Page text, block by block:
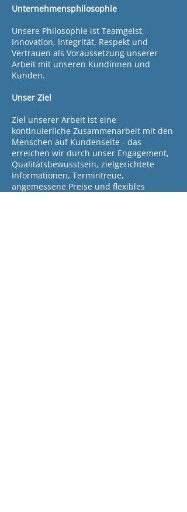
Unternehmensphilosophie
Unsere Philosophie ist Teamgeist,
Innovation, Integrität, Respekt und
Vertrauen als Voraussetzung unserer
Arbeit mit unseren Kundinnen und
Kunden.
Unser Ziel
Ziel unserer Arbeit ist eine
kontinuierliche Zusammenarbeit mit den
Menschen auf Kundenseite - das
erreichen wir durch unser Engagement,
Qualitätsbewusstsein, zielgerichtete
Informationen, Termintreue,
angemessene Preise und flexibles